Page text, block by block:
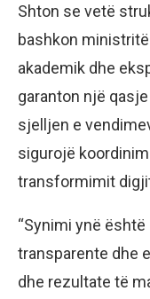
Shton se vetë
bashkon
akademik dhe
garanton një
sjelljen e
sigurojë
transformimit
“Synimi ynë
transparente dhe
dhe rezultate të